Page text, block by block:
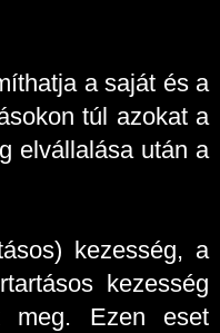
a saját és a
túl azokat a
elvállalása után a
kezesség, a
kezesség
meg. Ezen eset